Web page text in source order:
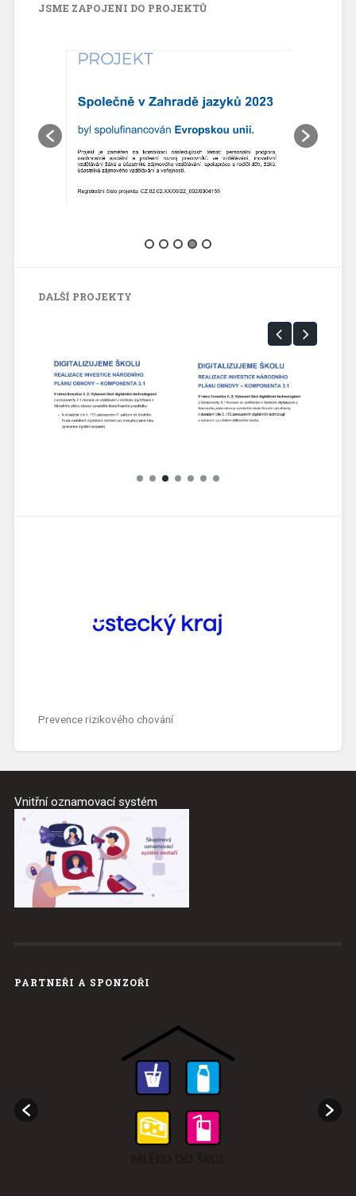
JSME ZAPOJENI DO PROJEKTŮ
DALŠÍ PROJEKTY
Prevence rizikového chování
Vnitřní oznamovací systém
PARTNEŘI A SPONZOŘI